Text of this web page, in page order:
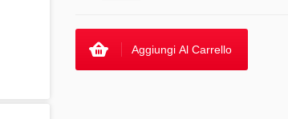
Aggiungi Al Carrello